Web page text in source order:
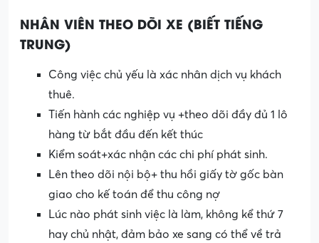
NHÂN VIÊN THEO DÕI XE (BIẾT TIẾNG
TRUNG)
Công việc chủ yếu là xác nhân dịch vụ khách
thuê.
Tiến hành các nghiệp vụ +theo dõi đầy đủ 1 lô
hàng từ bắt đầu đến kết thúc
Kiểm soát+xác nhận các chi phí phát sinh.
Lên theo dõi nội bộ+ thu hồi giấy tờ gốc bàn
giao cho kế toán để thu công nợ
Lúc nào phát sinh việc là làm, không kể thứ 7
hay chủ nhật, đảm bảo xe sang có thể về trả